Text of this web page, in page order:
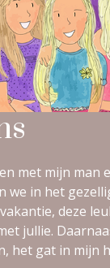
met mijn man
we in het
deze
jullie.
het gat in mijn